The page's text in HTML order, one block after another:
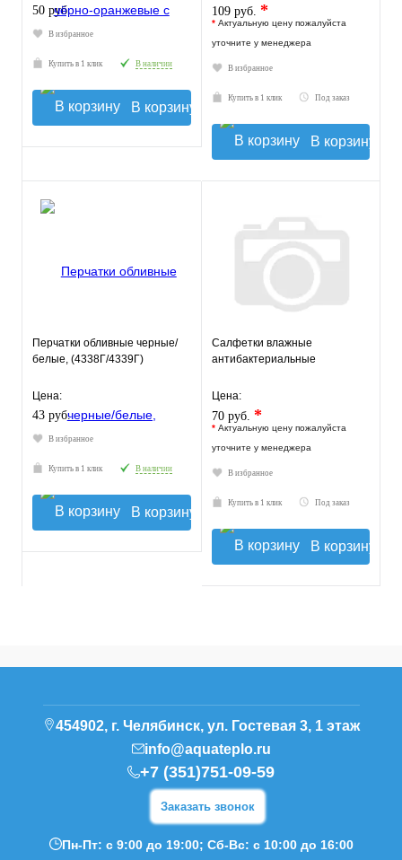
50 руб.
В избранное
Купить в 1 клик В наличии
В корзину
109 руб. *
* Актуальную цену пожалуйста
уточните у менеджера
В избранное
Купить в 1 клик Под заказ
В корзину
Перчатки обливные черные/
белые, (4338Г/4339Г)
Цена:
43 руб.
В избранное
Купить в 1 клик В наличии
В корзину
Салфетки влажные
антибактериальные
Цена:
70 руб. *
* Актуальную цену пожалуйста
уточните у менеджера
В избранное
Купить в 1 клик Под заказ
В корзину
454902, г. Челябинск, ул. Гостевая 3, 1 этаж
info@aquateplo.ru
+7 (351)751-09-59
Заказать звонок
Пн-Пт: с 9:00 до 19:00; Сб-Вс: с 10:00 до 16:00